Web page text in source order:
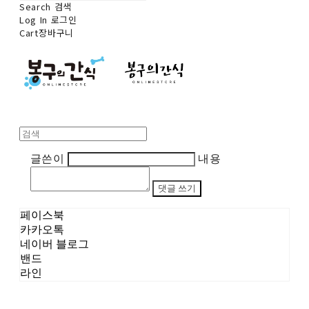
Search 검색
Log In 로그인
Cart장바구니
글쓴이 내용
댓글 쓰기
페이스북
카카오톡
네이버 블로그
밴드
라인